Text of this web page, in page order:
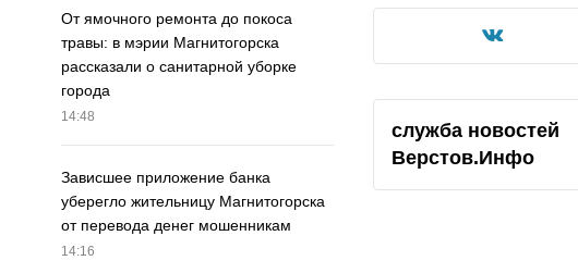
От ямочного ремонта до покоса
травы: в мэрии Магнитогорска
рассказали о санитарной уборке
города
14:48
Зависшее приложение банка
уберегло жительницу Магнитогорска
от перевода денег мошенникам
14:16
служба новостей
Верстов.Инфо